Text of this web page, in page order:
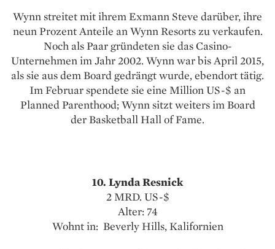
Wynn streitet mit ihrem Exmann Steve darüber, ihre
neun Prozent Anteile an Wynn Resorts zu verkaufen.
Noch als Paar gründeten sie das Casino-
Unternehmen im Jahr 2002. Wynn war bis April 2015,
als sie aus dem Board gedrängt wurde, ebendort tätig.
Im Februar spendete sie eine Million US-$ an
Planned Parenthood; Wynn sitzt weiters im Board
der Basketball Hall of Fame.
10. Lynda Resnick
2 MRD. US-$
Alter: 74
Wohnt in: Beverly Hills, Kalifornien